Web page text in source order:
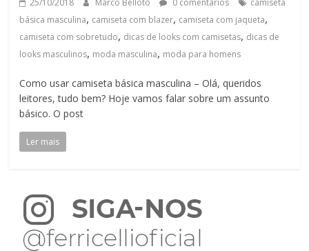
básica masculina, camiseta com blazer, camiseta com jaqueta,
camiseta com sobretudo, dicas de looks com camisetas, dicas de
looks masculinos, moda masculina, moda para homens
Como usar camiseta básica masculina – Olá, queridos
leitores, tudo bem? Hoje vamos falar sobre um assunto
básico. O post
Ler mais